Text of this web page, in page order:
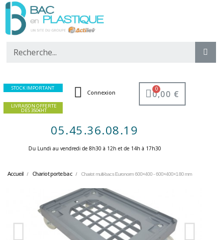
STOCK IMPORTANT
LIVRAISON OFFERTE
DES 350€HT
Connexion 0,00 €
05.45.36.08.19
Du Lundi au vendredi de 8h30 à 12h et de 14h à 17h30 ​
Accueil Chariot porte bac Chariot multi-bacs Euronorm 600×400 - 600×400×180 mm